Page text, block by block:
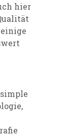
hier